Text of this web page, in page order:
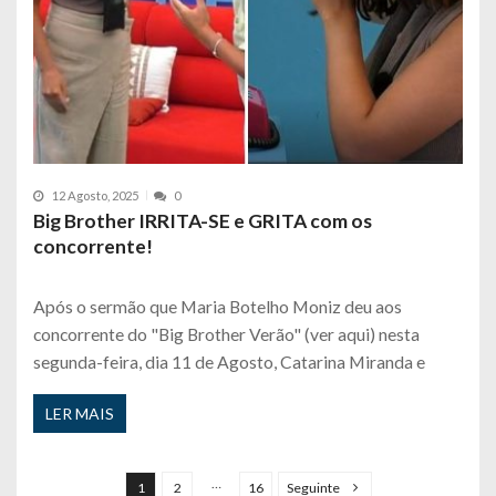
12 Agosto, 2025 0
Big Brother IRRITA-SE e GRITA com os
concorrente!
Após o sermão que Maria Botelho Moniz deu aos
concorrente do "Big Brother Verão" (ver aqui) nesta
segunda-feira, dia 11 de Agosto, Catarina Miranda e
LER MAIS
1 2 16 Seguinte